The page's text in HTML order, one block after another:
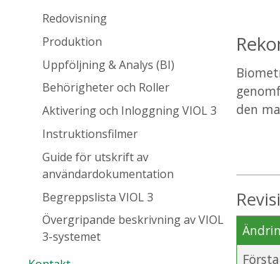
den
Redovisning
Produktion
Uppföljning & Analys (BI)
Behörigheter och Roller
Aktivering och Inloggning VIOL 3
Instruktionsfilmer
Guide för utskrift av
användardokumentation
Begreppslista VIOL 3
Övergripande beskrivning av VIOL
3-systemet